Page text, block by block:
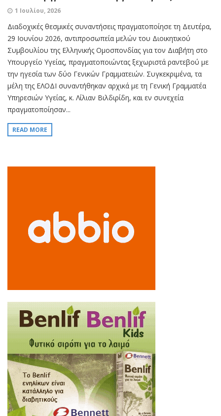
1 Ιουλίου, 2026
Διαδοχικές θεσμικές συναντήσεις πραγματοποίησε τη Δευτέρα,
29 Ιουνίου 2026, αντιπροσωπεία μελών του Διοικητικού
Συμβουλίου της Ελληνικής Ομοσπονδίας για τον Διαβήτη στο
Υπουργείο Υγείας, πραγματοποιώντας ξεχωριστά ραντεβού με
την ηγεσία των δύο Γενικών Γραμματειών. Συγκεκριμένα, τα
μέλη της ΕΛΟΔΙ συναντήθηκαν αρχικά με τη Γενική Γραμματέα
Υπηρεσιών Υγείας, κ. Λίλιαν Βιλδιρίδη, και εν συνεχεία
πραγματοποίησαν...
READ MORE